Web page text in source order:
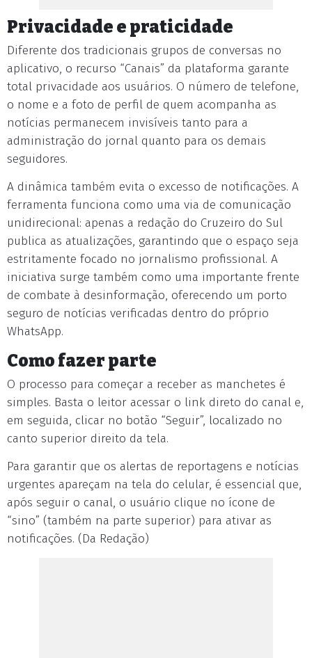
Privacidade e praticidade
Diferente dos tradicionais grupos de conversas no
aplicativo, o recurso “Canais” da plataforma garante
total privacidade aos usuários. O número de telefone,
o nome e a foto de perfil de quem acompanha as
notícias permanecem invisíveis tanto para a
administração do jornal quanto para os demais
seguidores.
A dinâmica também evita o excesso de notificações. A
ferramenta funciona como uma via de comunicação
unidirecional: apenas a redação do Cruzeiro do Sul
publica as atualizações, garantindo que o espaço seja
estritamente focado no jornalismo profissional. A
iniciativa surge também como uma importante frente
de combate à desinformação, oferecendo um porto
seguro de notícias verificadas dentro do próprio
WhatsApp.
Como fazer parte
O processo para começar a receber as manchetes é
simples. Basta o leitor acessar o link direto do canal e,
em seguida, clicar no botão “Seguir”, localizado no
canto superior direito da tela.
Para garantir que os alertas de reportagens e notícias
urgentes apareçam na tela do celular, é essencial que,
após seguir o canal, o usuário clique no ícone de
“sino” (também na parte superior) para ativar as
notificações. (Da Redação)